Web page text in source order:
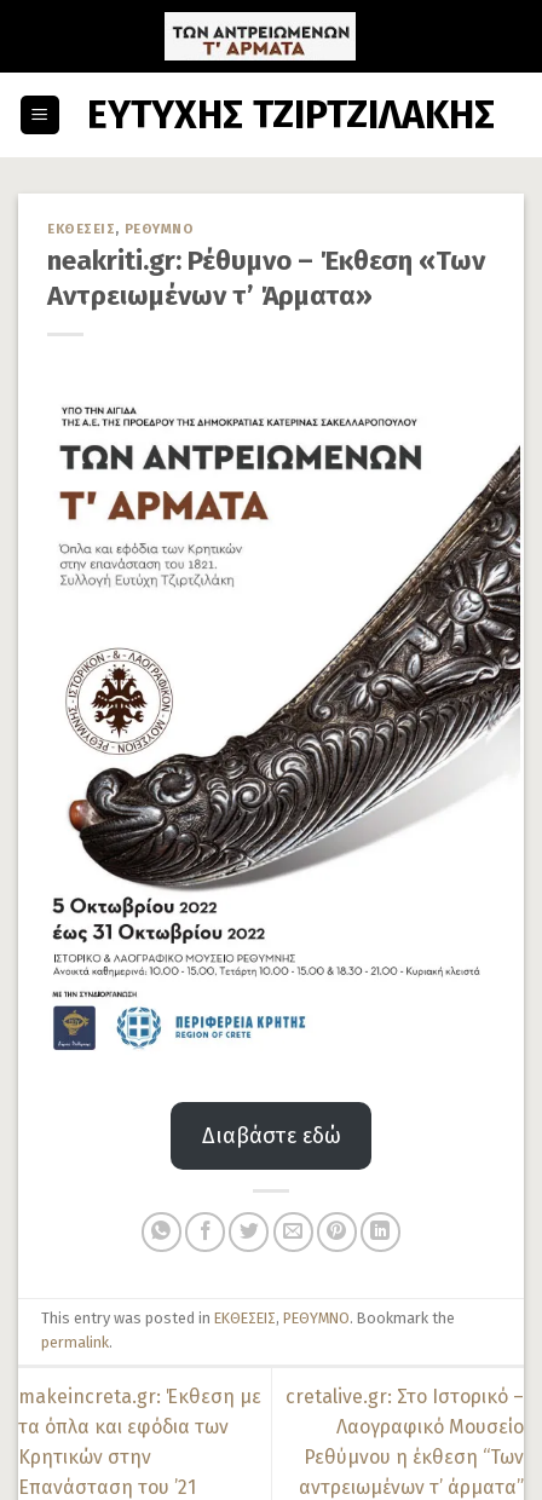
content
ΕΥΤΥΧΗΣ ΤΖΙΡΤΖΙΛΑΚΗΣ
ΕΚΘΕΣΕΙΣ, ΡΕΘΥΜΝΟ
neakriti.gr: Ρέθυμνο – Έκθεση «Των
Αντρειωμένων τ’ Άρματα»
Διαβάστε εδώ
This entry was posted inΕΚΘΕΣΕΙΣ,ΡΕΘΥΜΝΟ. Bookmark the
permalink.
makeincreta.gr: Έκθεση με
τα όπλα και εφόδια των
Κρητικών στην
Επανάσταση του ’21
cretalive.gr: Στο Ιστορικό –
Λαογραφικό Μουσείο
Ρεθύμνου η έκθεση “Των
αντρειωμένων τ’ άρματα”